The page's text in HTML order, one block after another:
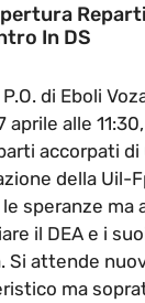
In DS
di Eboli
aprile alle
accorpati di
della Uil-
speranze ma
il DEA e i
Si attende
ma